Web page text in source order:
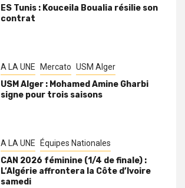
ES Tunis : Kouceila Boualia résilie son
contrat
A LA UNE Mercato USM Alger
USM Alger : Mohamed Amine Gharbi
signe pour trois saisons
A LA UNE Équipes Nationales
CAN 2026 féminine (1/4 de finale) :
L’Algérie affrontera la Côte d’Ivoire
samedi